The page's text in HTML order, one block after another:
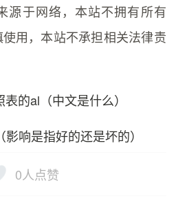
源于网络，本站不拥有所有
用，本站不承担相关法律责
的al（中文是什么）
响是指好的还是坏的）
0人点赞